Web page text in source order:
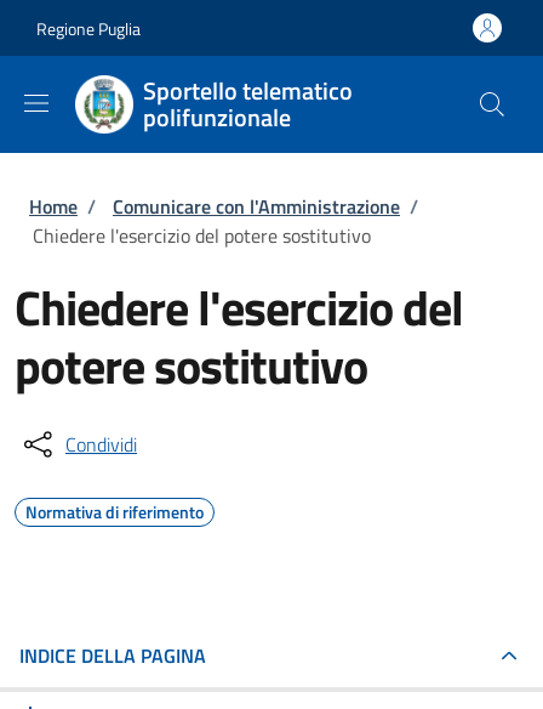
Regione Puglia
Sportello telematico
polifunzionale
Briciole di pane
Home / Comunicare con l'Amministrazione /
Chiedere l'esercizio del potere sostitutivo
Chiedere l'esercizio del
potere sostitutivo
Condividi
Normativa di riferimento
INDICE DELLA PAGINA